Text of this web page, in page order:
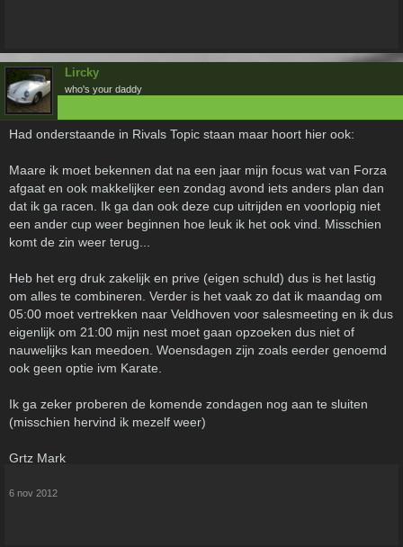
Lircky
who's your daddy
Had onderstaande in Rivals Topic staan maar hoort hier ook:
Maare ik moet bekennen dat na een jaar mijn focus wat van Forza
afgaat en ook makkelijker een zondag avond iets anders plan dan
dat ik ga racen. Ik ga dan ook deze cup uitrijden en voorlopig niet
een ander cup weer beginnen hoe leuk ik het ook vind. Misschien
komt de zin weer terug...
Heb het erg druk zakelijk en prive (eigen schuld) dus is het lastig
om alles te combineren. Verder is het vaak zo dat ik maandag om
05:00 moet vertrekken naar Veldhoven voor salesmeeting en ik dus
eigenlijk om 21:00 mijn nest moet gaan opzoeken dus niet of
nauwelijks kan meedoen. Woensdagen zijn zoals eerder genoemd
ook geen optie ivm Karate.
Ik ga zeker proberen de komende zondagen nog aan te sluiten
(misschien hervind ik mezelf weer)
Grtz Mark
6 nov 2012